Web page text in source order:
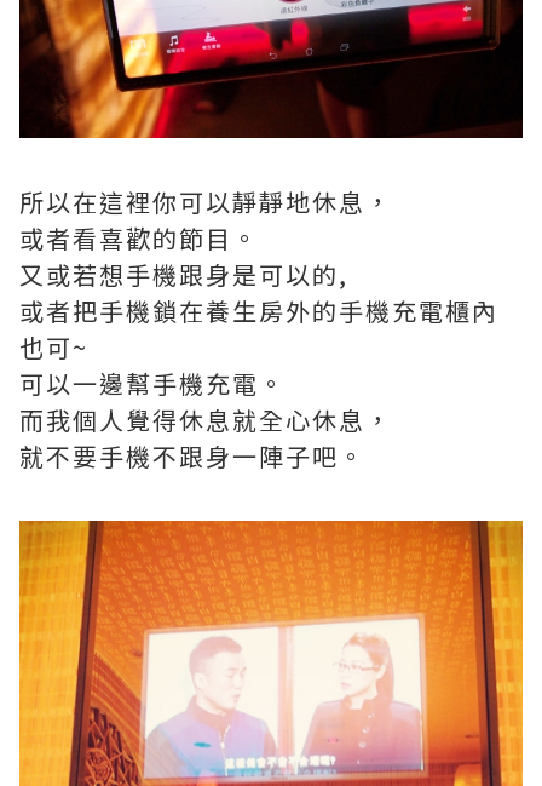
所以在這裡你可以靜靜地休息，
或者看喜歡的節目。
又或若想手機跟身是可以的,
或者把手機鎖在養生房外的手機充電櫃內
也可~
可以一邊幫手機充電。
而我個人覺得休息就全心休息，
就不要手機不跟身一陣子吧。